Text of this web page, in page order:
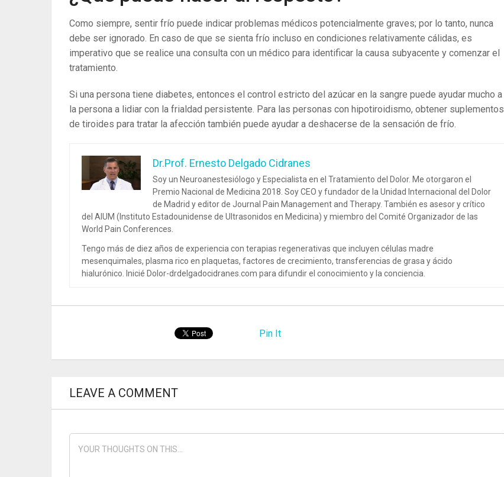
Como siempre, sentir frío puede indicar problemas médicos potencialmente graves; por lo tanto, nunca
debe ser ignorado. En caso de que se sienta frío incluso en condiciones relativamente cálidas, es
imperativo que se realice una consulta con un médico para identificar la causa subyacente y comenzar el
tratamiento.
Si una persona tiene diabetes, entonces el control estricto del azúcar en la sangre puede ayudar mucho a
la persona a lidiar con la frialdad persistente. Para las personas con hipotiroidismo, obtener suplementos
de tiroides para tratar la afección también puede ayudar a deshacerse de la sensación de frío.
Dr.Prof. Ernesto Delgado Cidranes
Soy un Neuroanestesiólogo y Especialista en el Tratamiento del Dolor. Me otorgaron el
Premio Nacional de Medicina 2018. Soy CEO y fundador de la Unidad Internacional del Dolor
de Madrid y editor de Journal Pain Management and Therapy. También es asesor y crítico
del AIUM (Instituto Estadounidense de Ultrasonidos en Medicina) y miembro del Comité Organizador de las
World Pain Conferences.
Tengo más de diez años de experiencia con terapias regenerativas que incluyen células madre
mesenquimales, plasma rico en plaquetas, factores de crecimiento, transferencias de grasa y ácido
hialurónico. Inicié Dolor-drdelgadocidranes.com para difundir el conocimiento y la conciencia.
Pin It
LEAVE A COMMENT